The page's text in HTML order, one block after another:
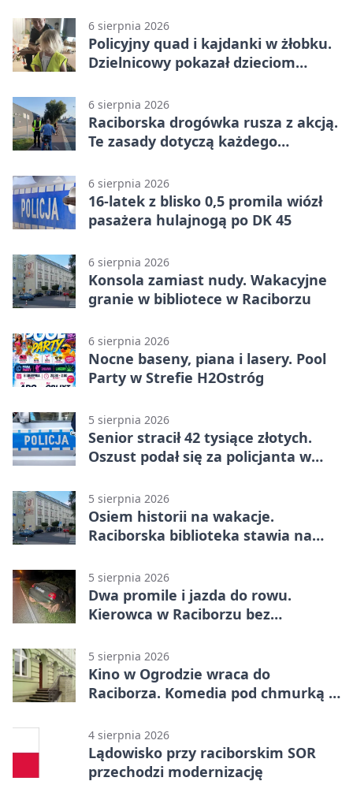
6 sierpnia 2026
Policyjny quad i kajdanki w żłobku.
Dzielnicowy pokazał dzieciom
6 sierpnia 2026
Raciborska drogówka rusza z akcją.
Te zasady dotyczą każdego
6 sierpnia 2026
16-latek z blisko 0,5 promila wiózł
pasażera hulajnogą po DK 45
6 sierpnia 2026
Konsola zamiast nudy. Wakacyjne
granie w bibliotece w Raciborzu
6 sierpnia 2026
Nocne baseny, piana i lasery. Pool
Party w Strefie H2Ostróg
5 sierpnia 2026
Senior stracił 42 tysiące złotych.
Oszust podał się za policjanta w
5 sierpnia 2026
Osiem historii na wakacje.
Raciborska biblioteka stawia na
5 sierpnia 2026
Dwa promile i jazda do rowu.
Kierowca w Raciborzu bez
5 sierpnia 2026
Kino w Ogrodzie wraca do
Raciborza. Komedia pod chmurką w
4 sierpnia 2026
Lądowisko przy raciborskim SOR
przechodzi modernizację